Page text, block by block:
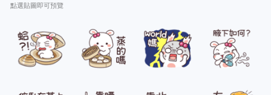
點選貼圖即可預覽